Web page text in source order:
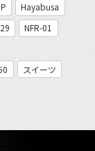
Hayabusa
NFR-01
スイーツ